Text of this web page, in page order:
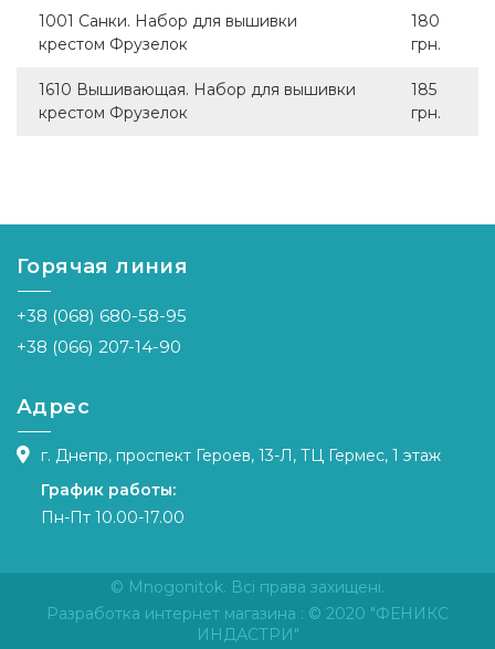
1001 Санки. Набор для вышивки
крестом Фрузелок
180
грн.
1610 Вышивающая. Набор для вышивки
крестом Фрузелок
185
грн.
Горячая линия
+38 (068) 680-58-95
+38 (066) 207-14-90
Адрес
г. Днепр, проспект Героев, 13-Л, ТЦ Гермес, 1 этаж
График работы:
Пн-Пт 10.00-17.00
© Mnogonitok. Всі права захищені.
Разработка интернет магазина : © 2020 "ФЕНИКС
ИНДАСТРИ"